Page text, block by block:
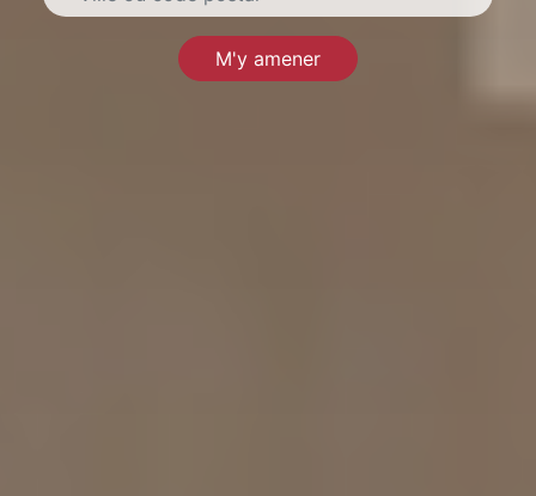
M'y amener